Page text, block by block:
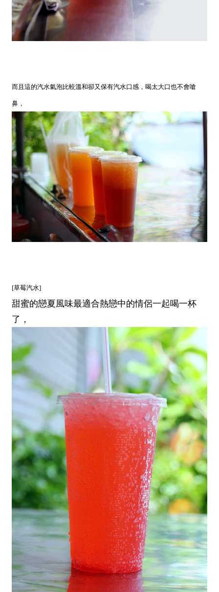
而且這的汽水氣泡比較溫和卻又保有汽水口感，喝太大口也不會嗆
鼻，
[草莓汽水]
甜蜜的戀夏風味最適合熱戀中的情侶一起喝一杯
了，